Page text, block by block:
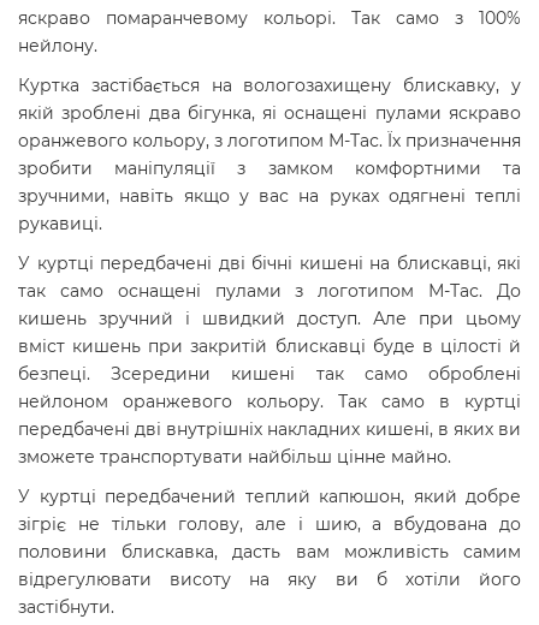
яскраво помаранчевому кольорі. Так само з 100%
нейлону.
Куртка застібається на вологозахищену блискавку, у
якій зроблені два бігунка, яі оснащені пулами яскраво
оранжевого кольору, з логотипом М-Тас. Їх призначення
зробити маніпуляції з замком комфортними та
зручними, навіть якщо у вас на руках одягнені теплі
рукавиці.
У куртці передбачені дві бічні кишені на блискавці, які
так само оснащені пулами з логотипом М-Тас. До
кишень зручний і швидкий доступ. Але при цьому
вміст кишень при закритій блискавці буде в цілості й
безпеці. Зсередини кишені так само оброблені
нейлоном оранжевого кольору. Так само в куртці
передбачені дві внутрішніх накладних кишені, в яких ви
зможете транспортувати найбільш цінне майно.
У куртці передбачений теплий капюшон, який добре
зігріє не тільки голову, але і шию, а вбудована до
половини блискавка, дасть вам можливість самим
відрегулювати висоту на яку ви б хотіли його
застібнути.